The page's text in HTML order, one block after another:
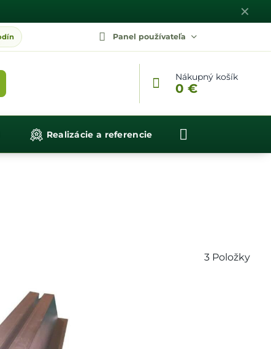
✕
Panel používateľa
Nákupný košík
0 €
Realizácie a referencie
3 Položky